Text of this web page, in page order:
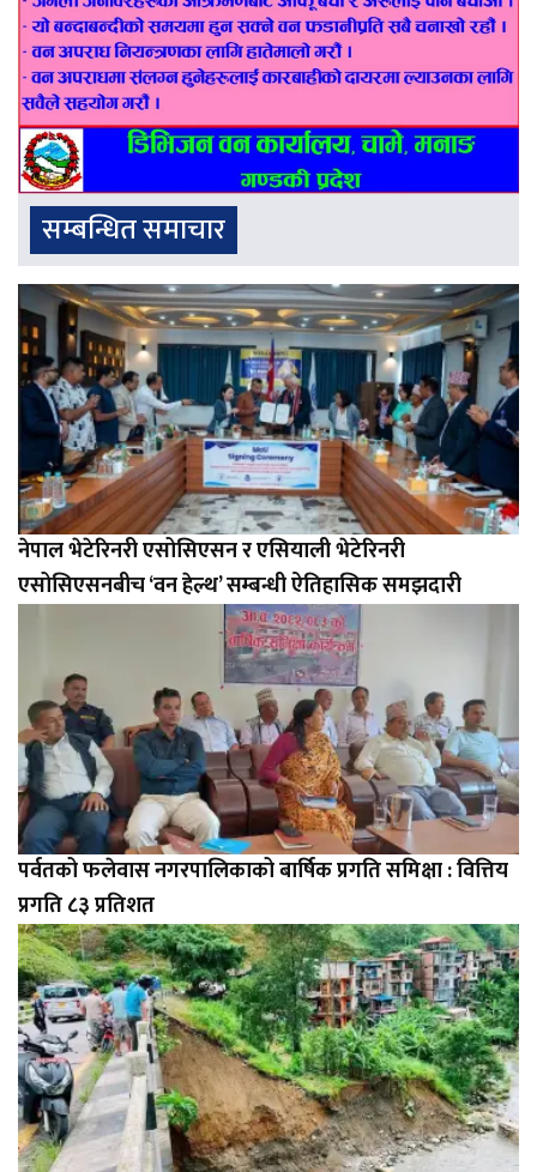
सम्बन्धित समाचार
नेपाल भेटेरिनरी एसोसिएसन र एसियाली भेटेरिनरी
एसोसिएसनबीच ‘वन हेल्थ’ सम्बन्धी ऐतिहासिक समझदारी
पर्वतको फलेवास नगरपालिकाको बार्षिक प्रगति समिक्षा : वित्तिय
प्रगति ८३ प्रतिशत